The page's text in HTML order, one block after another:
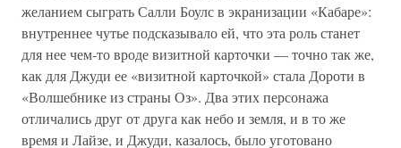
желанием сыграть Салли Боулс в экранизации «Кабаре»:
внутреннее чутье подсказывало ей, что эта роль станет
для нее чем-то вроде визитной карточки — точно так же,
как для Джуди ее «визитной карточкой» стала Дороти в
«Волшебнике из страны Оз». Два этих персонажа
отличались друг от друга как небо и земля, и в то же
время и Лайзе, и Джуди, казалось, было уготовано